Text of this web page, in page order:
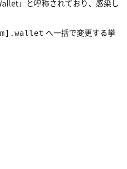
」と呼称されており、感染し
へ一括で変更する挙